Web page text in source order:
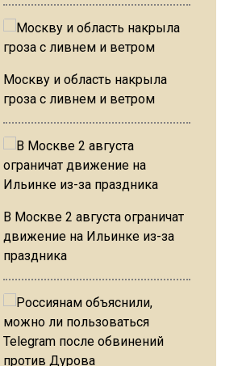
Москву и область накрыла
гроза с ливнем и ветром
В Москве 2 августа ограничат
движение на Ильинке из-за
праздника